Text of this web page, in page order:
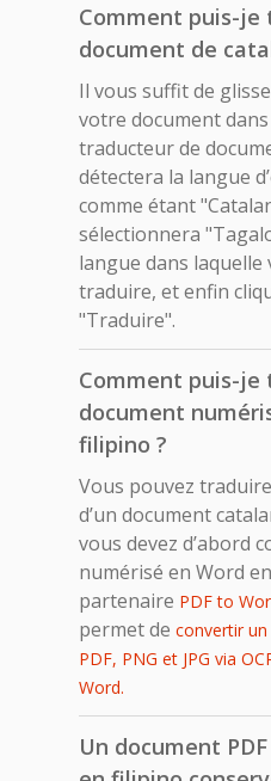
Comment puis-je
document de
Il vous suffit de
votre document
traducteur de
détectera la langue
comme étant
sélectionnera
langue dans
traduire, et enfin
"Traduire".
Comment puis-je
document
filipino ?
Vous pouvez
d’un document
vous devez d’abord
numérisé en Word
partenaire PDF to
permet de convertir
PDF, PNG et JPG via
Word.
Un document